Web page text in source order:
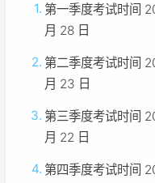
第一季度考试时间
月 28 日
第二季度考试时间
月 23 日
第三季度考试时间
月 22 日
第四季度考试时间